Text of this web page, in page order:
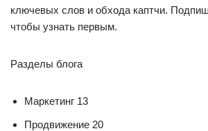
ключевых слов и обхода каптчи.
чтобы узнать первым.
Разделы блога
Маркетинг 13
Продвижение 20